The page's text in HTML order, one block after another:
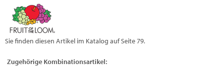
Sie finden diesen Artikel im Katalog auf Seite 79.
Zugehörige Kombinationsartikel: